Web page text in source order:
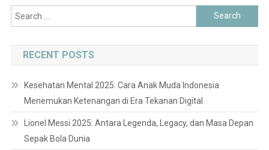
Search
for:
RECENT POSTS
Kesehatan Mental 2025: Cara Anak Muda Indonesia
Menemukan Ketenangan di Era Tekanan Digital
Lionel Messi 2025: Antara Legenda, Legacy, dan Masa Depan
Sepak Bola Dunia